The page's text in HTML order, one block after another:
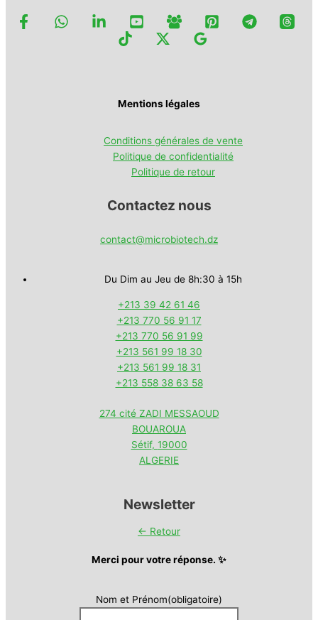
Mentions légales
Conditions générales de vente
Politique de confidentialité
Politique de retour
Contactez nous
contact@microbiotech.dz
Du Dim au Jeu de 8h:30 à 15h
+213 39 42 61 46
+213 770 56 91 17
+213 770 56 91 99
+213 561 99 18 30
+213 561 99 18 31
+213 558 38 63 58
274 cité ZADI MESSAOUD
BOUAROUA
Sétif, 19000
ALGERIE
Newsletter
← Retour
Merci pour votre réponse. ✨
Nom et Prénom(obligatoire)